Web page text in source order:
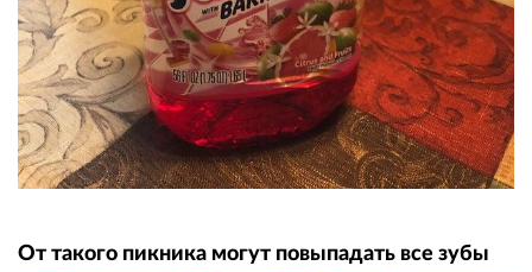
От такого пикника могут повыпадать все зубы